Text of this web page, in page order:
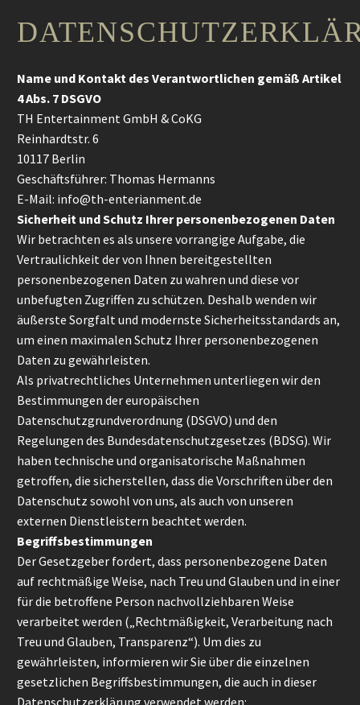
Name und Kontakt des Verantwortlichen gemäß Artikel
4 Abs. 7 DSGVO
TH Entertainment GmbH & CoKG
Reinhardtstr. 6
10117 Berlin
Geschäftsführer: Thomas Hermanns
E-Mail: info@th-enterianment.de
Sicherheit und Schutz Ihrer personenbezogenen Daten
Wir betrachten es als unsere vorrangige Aufgabe, die
Vertraulichkeit der von Ihnen bereitgestellten
personenbezogenen Daten zu wahren und diese vor
unbefugten Zugriffen zu schützen. Deshalb wenden wir
äußerste Sorgfalt und modernste Sicherheitsstandards an,
um einen maximalen Schutz Ihrer personenbezogenen
Daten zu gewährleisten.
Als privatrechtliches Unternehmen unterliegen wir den
Bestimmungen der europäischen
Datenschutzgrundverordnung (DSGVO) und den
Regelungen des Bundesdatenschutzgesetzes (BDSG). Wir
haben technische und organisatorische Maßnahmen
getroffen, die sicherstellen, dass die Vorschriften über den
Datenschutz sowohl von uns, als auch von unseren
externen Dienstleistern beachtet werden.
Begriffsbestimmungen
Der Gesetzgeber fordert, dass personenbezogene Daten
auf rechtmäßige Weise, nach Treu und Glauben und in einer
für die betroffene Person nachvollziehbaren Weise
verarbeitet werden („Rechtmäßigkeit, Verarbeitung nach
Treu und Glauben, Transparenz“). Um dies zu
gewährleisten, informieren wir Sie über die einzelnen
gesetzlichen Begriffsbestimmungen, die auch in dieser
Datenschutzerklärung verwendet werden: